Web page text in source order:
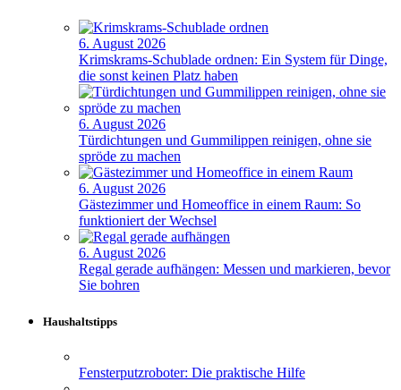
6. August 2026
Krimskrams-Schublade ordnen: Ein System für Dinge,
die sonst keinen Platz haben
6. August 2026
Türdichtungen und Gummilippen reinigen, ohne sie
spröde zu machen
6. August 2026
Gästezimmer und Homeoffice in einem Raum: So
funktioniert der Wechsel
6. August 2026
Regal gerade aufhängen: Messen und markieren, bevor
Sie bohren
Haushaltstipps
Fensterputzroboter: Die praktische Hilfe